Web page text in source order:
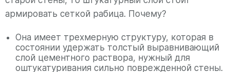
армировать сеткой рабица. Почему?
Она имеет трехмерную структуру, которая в
состоянии удержать толстый выравнивающий
слой цементного раствора, нужный для
оштукатуривания сильно поврежденной стены.